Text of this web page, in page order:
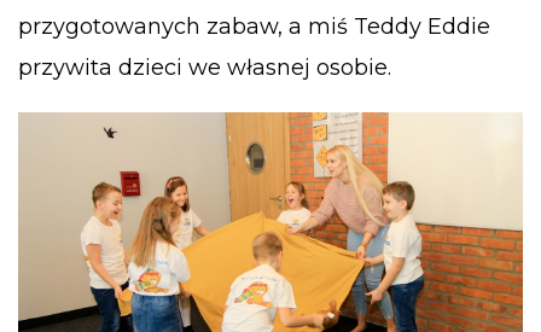
przygotowanych zabaw, a miś Teddy Eddie
przywita dzieci we własnej osobie.